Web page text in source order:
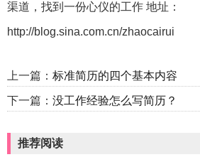
渠道，找到一份心仪的工作 地址：
http://blog.sina.com.cn/zhaocairui
上一篇： 标准简历的四个基本内容
下一篇： 没工作经验怎么写简历？
推荐阅读